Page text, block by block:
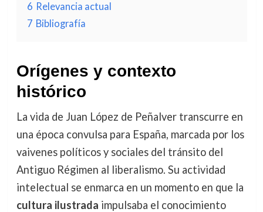
6 Relevancia actual
7 Bibliografía
Orígenes y contexto
histórico
La vida de Juan López de Peñalver transcurre en
una época convulsa para España, marcada por los
vaivenes políticos y sociales del tránsito del
Antiguo Régimen al liberalismo. Su actividad
intelectual se enmarca en un momento en que la
cultura ilustrada impulsaba el conocimiento